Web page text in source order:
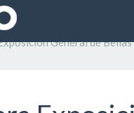
General de